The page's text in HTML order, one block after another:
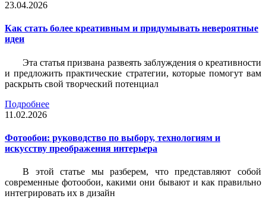
23.04.2026
Как стать более креативным и придумывать невероятные
идеи
Эта статья призвана развеять заблуждения о креативности
и предложить практические стратегии, которые помогут вам
раскрыть свой творческий потенциал
Подробнее
11.02.2026
Фотообои: руководство по выбору, технологиям и
искусству преображения интерьера
В этой статье мы разберем, что представляют собой
современные фотообои, какими они бывают и как правильно
интегрировать их в дизайн